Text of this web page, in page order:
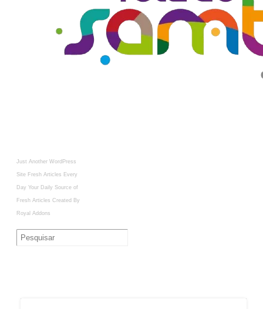
Just Another WordPress
Site Fresh Articles Every
Day Your Daily Source of
Fresh Articles Created By
Royal Addons